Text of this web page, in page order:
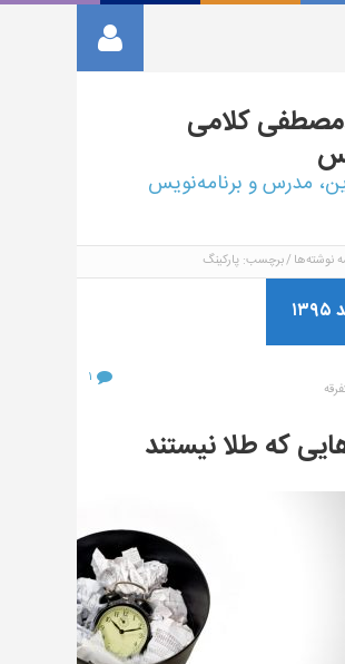
کلامی
مدرس و برنامه‌نویس
نوشته‌ها برچسب: پارکینگ
۱
که طلا نیستند